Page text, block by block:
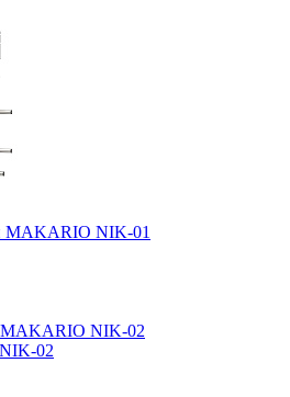
MAKARIO NIK-01
02